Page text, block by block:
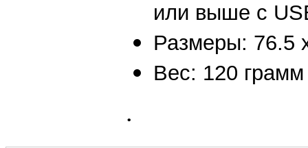
или выше с
Размеры: 76.5
Вес: 120 грамм
.